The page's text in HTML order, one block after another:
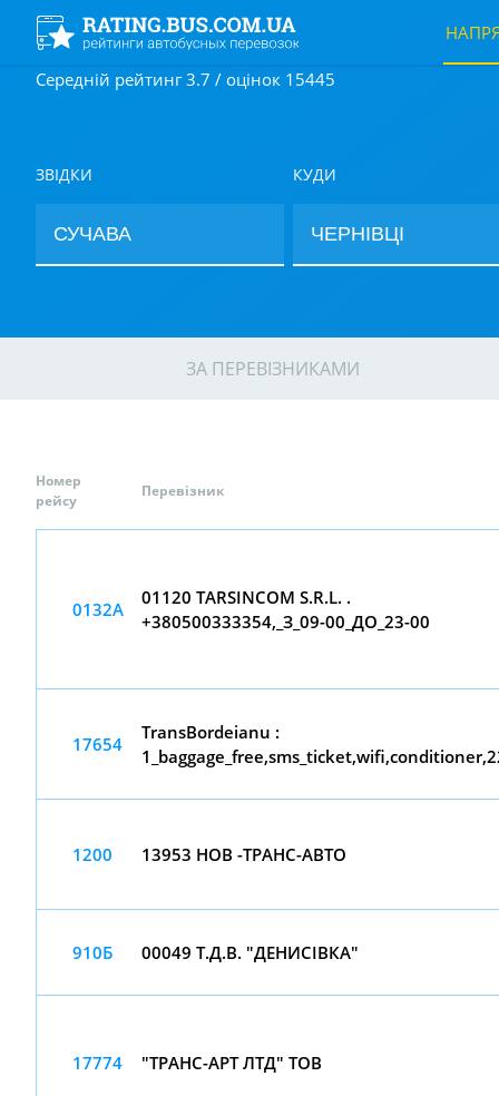
Середній рейтинг 3.7 / оцінок 15445
ЗВІДКИ КУДИ
ЗА ПЕРЕВІЗНИКАМИ
Номер
рейсу
Перевізник
0132А
01120 TARSINCOM S.R.L. .
+380500333354,_З_09-00_ДО_23-00
17654
TransBordeianu :
1200 13953 НОВ -ТРАНС-АВТО
910Б 00049 Т.Д.В. "ДЕНИСІВКА"
17774 "ТРАНС-АРТ ЛТД" ТОВ